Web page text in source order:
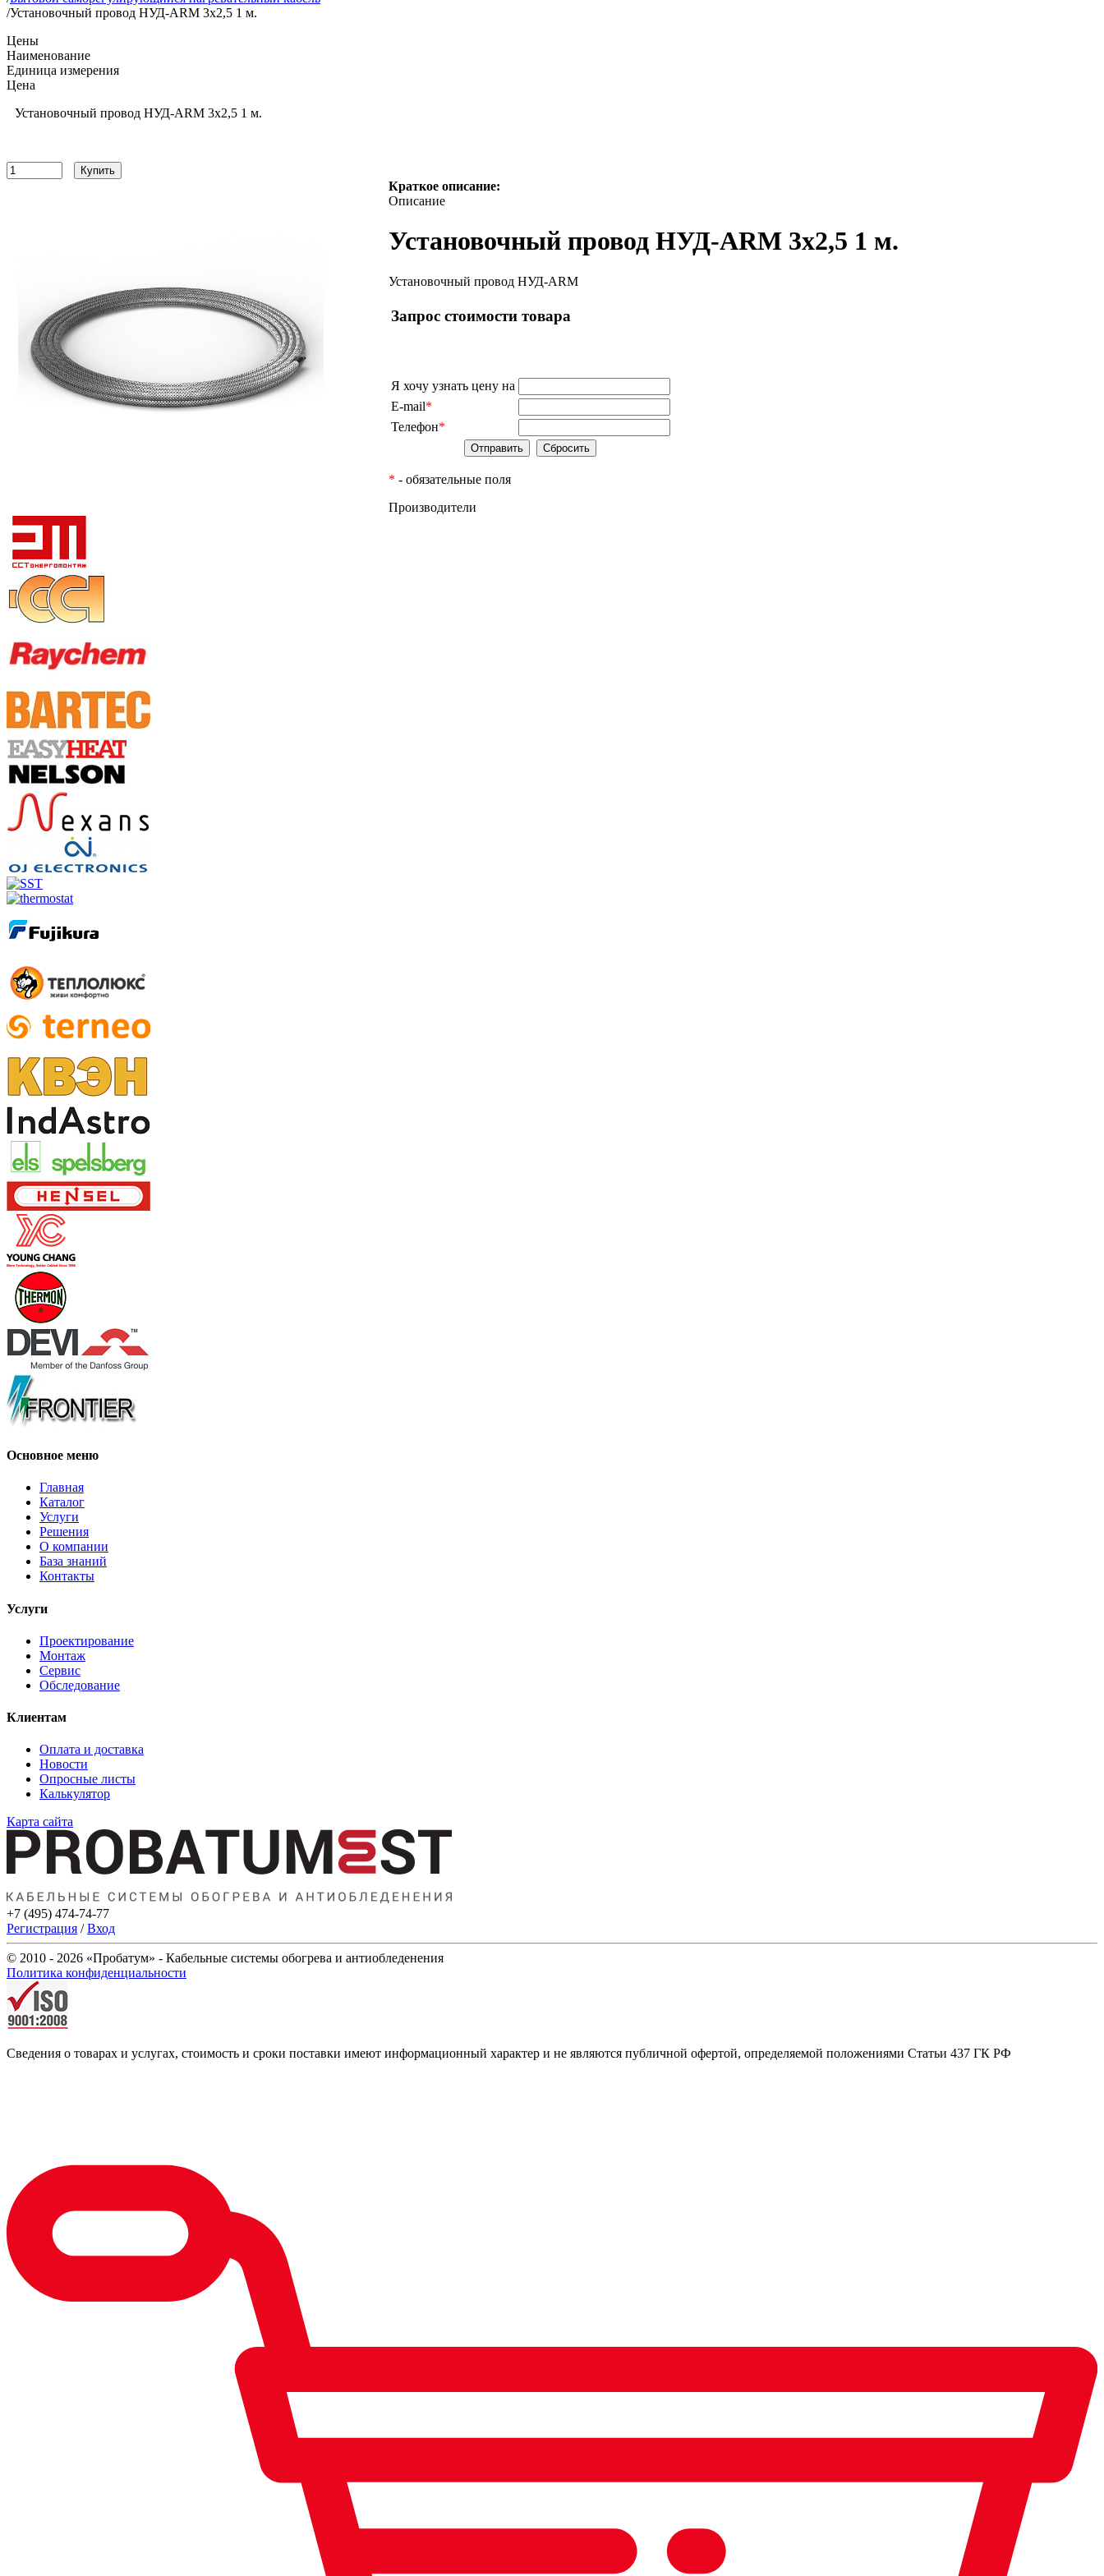
/Установочный провод НУД-ARM 3x2,5 1 м.
Цены
Наименование
Единица измерения
Цена
Установочный провод НУД-ARM 3x2,5 1 м.
Купить
Краткое описание:
Описание
Установочный провод НУД-ARM 3x2,5 1 м.
Установочный провод НУД-ARM
Запрос стоимости товара
Я хочу узнать цену на
E-mail*
Телефон*
* - обязательные поля
Производители
Основное меню
Главная
Каталог
Услуги
Решения
О компании
База знаний
Контакты
Услуги
Проектирование
Монтаж
Сервис
Обследование
Клиентам
Оплата и доставка
Новости
Опросные листы
Калькулятор
Карта сайта
+7 (495) 474-74-77
Регистрация /Вход
© 2010 - 2026 «Пробатум» - Кабельные системы обогрева и антиобледенения
Политика конфиденциальности
Сведения о товарах и услугах, стоимость и сроки поставки имеют информационный характер и не являются публичной офертой, определяемой положениями Статьи 437 ГК РФ